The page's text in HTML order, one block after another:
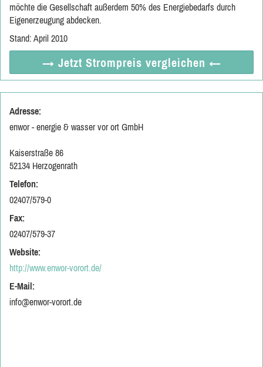
möchte die Gesellschaft außerdem 50% des Energiebedarfs durch
Eigenerzeugung abdecken.
Stand: April 2010
→ Jetzt Strompreis vergleichen ←
Adresse:
enwor - energie & wasser vor ort GmbH
Kaiserstraße 86
52134 Herzogenrath
Telefon:
02407/579-0
Fax:
02407/579-37
Website:
http://www.enwor-vorort.de/
E-Mail:
info@enwor-vorort.de